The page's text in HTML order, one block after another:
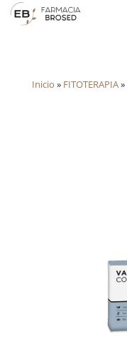
Inicio » FITOTERAPIA»